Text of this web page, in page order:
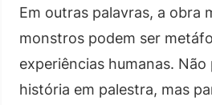
Em outras palavras, a obra
monstros podem ser
experiências humanas.
história em palestra, mas